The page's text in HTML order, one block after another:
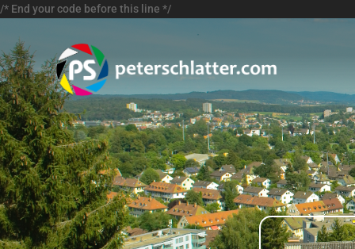
/* End your code before this line */